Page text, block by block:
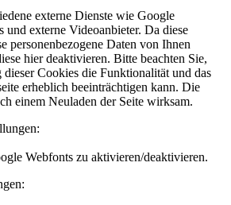
externe Dienste wie Google
und externe Videoanbieter. Da diese
personenbezogene Daten von Ihnen
hier deaktivieren. Bitte beachten Sie,
dieser Cookies die Funktionalität und das
erheblich beeinträchtigen kann. Die
einem Neuladen der Seite wirksam.
Webfonts zu aktivieren/deaktivieren.